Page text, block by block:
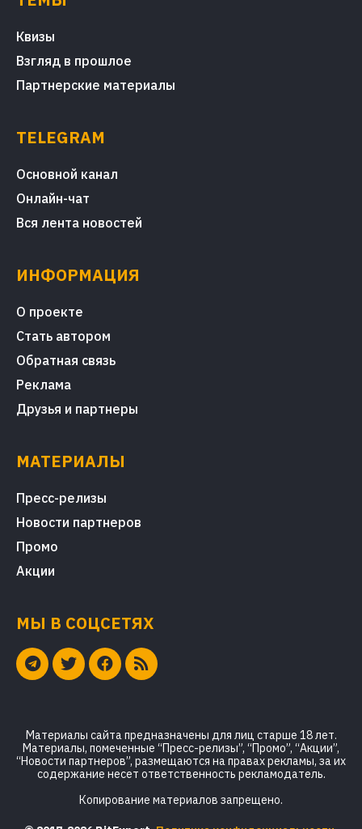
Квизы
Взгляд в прошлое
Партнерские материалы
TELEGRAM
Основной канал
Онлайн-чат
Вся лента новостей
ИНФОРМАЦИЯ
О проекте
Стать автором
Обратная связь
Реклама
Друзья и партнеры
МАТЕРИАЛЫ
Пресс-релизы
Новости партнеров
Промо
Акции
МЫ В СОЦСЕТЯХ
Материалы сайта предназначены для лиц старше 18 лет.
Материалы, помеченные “Пресс-релизы”, “Промо”, “Акции”,
“Новости партнеров”, размещаются на правах рекламы, за их
содержание несет ответственность рекламодатель.
Копирование материалов запрещено.